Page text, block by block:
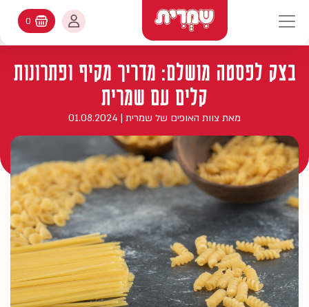
ניווט ראשי
עולמות האפיה
קטלוג המוצרים
יעוץ אפיה
כללי
בלוג
היסטוריה
מידע חשוב
שאלות ותשובות
החשבון שלי
החשבון שלי
היסטורית הזמנות
עדכן סיסמה
מועדפים
עגלת קניות
0
בצק לפסטה מושלם: מדריך מקיף ופתרונות
קלים עם שמרית
מאת צוות האופים של שמרית | 01.08.2024